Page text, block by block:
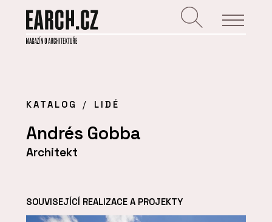
KATALOG LIDÉ
Andrés Gobba
Architekt
SOUVISEJÍCÍ REALIZACE A PROJEKTY